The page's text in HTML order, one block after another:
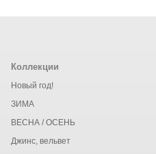
Коллекции
Новый год!
ЗИМА
ВЕСНА / ОСЕНЬ
Джинс, вельвет